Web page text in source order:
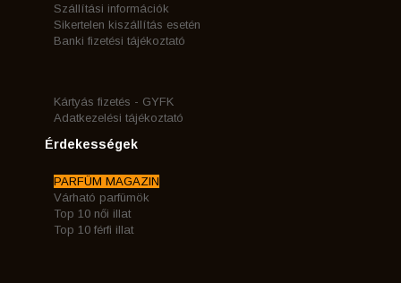
Szállítási információk
Sikertelen kiszállítás esetén
Banki fizetési tájékoztató
Kártyás fizetés - GYFK
Adatkezelési tájékoztató
Érdekességek
PARFÜM MAGAZIN
Várható parfümök
Top 10 női illat
Top 10 férfi illat